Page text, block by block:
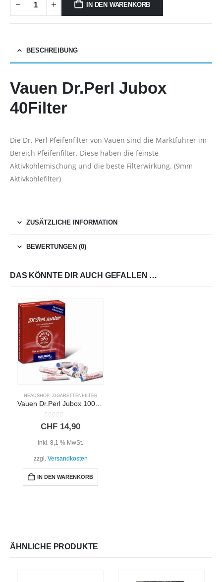
IN DEN WARENKORB
BESCHREIBUNG
Vauen Dr.Perl Jubox
40Filter
Die Dr. Perl Pfeifenfilter von Vauen sind die Marktführer im
Bereich Pfeifenfilter. Diese haben die feinste
Aktivkohlemischung und die beste Filterwirkung. (9mm
Aktivkohlefilter)
ZUSÄTZLICHE INFORMATION
BEWERTUNGEN (0)
DAS KÖNNTE DIR AUCH GEFALLEN …
HEADSHOP, ZIGARETTENFILTER
0out of 5
CHF 14,90
inkl. 8,1 % MwSt.
zzgl. Versandkosten
IN DEN WARENKORB
ÄHNLICHE PRODUKTE